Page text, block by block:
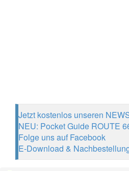
Jetzt kostenlos unseren
NEU: Pocket Guide ROUTE
Folge uns auf Facebook
E-Download &